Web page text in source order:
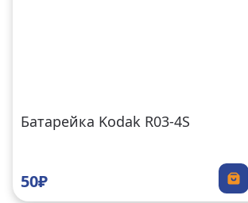
Батарейка Kodak R03-4S
50₽